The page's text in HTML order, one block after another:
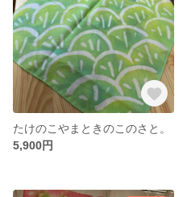
たけのこやまときのこのさと。
5,900円